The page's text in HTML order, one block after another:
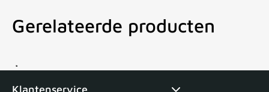
Gerelateerde producten
Voor 15uur besteld, zelfde dag verstuurd Echte winkel +35
Klantenservice